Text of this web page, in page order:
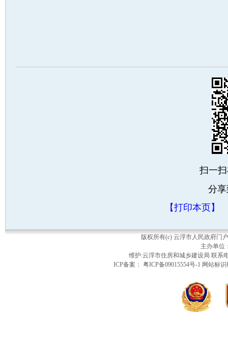
扫一
分
【打印本页】
版权所有(c) 云浮市人民政府
主办单
维护:云浮市住房和城乡建设局 联系
ICP备案： 粤ICP备09015554号-1 网站标